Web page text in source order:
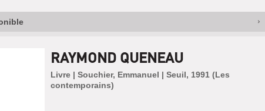
RAYMOND QUENEAU
Livre | Souchier, Emmanuel | Seuil, 1991 (Les
contemporains)